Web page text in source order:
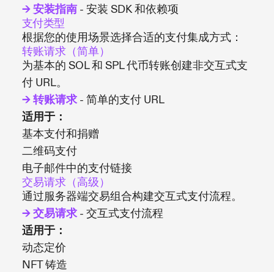
→ 安装指南 - 安装 SDK 和依赖项
支付类型
根据您的使用场景选择合适的支付集成方式：
转账请求（简单）
为基本的 SOL 和 SPL 代币转账创建非交互式支
付 URL。
→ 转账请求 - 简单的支付 URL
适用于：
基本支付和捐赠
二维码支付
电子邮件中的支付链接
交易请求（高级）
通过服务器端交易组合构建交互式支付流程。
→ 交易请求 - 交互式支付流程
适用于：
动态定价
NFT 铸造